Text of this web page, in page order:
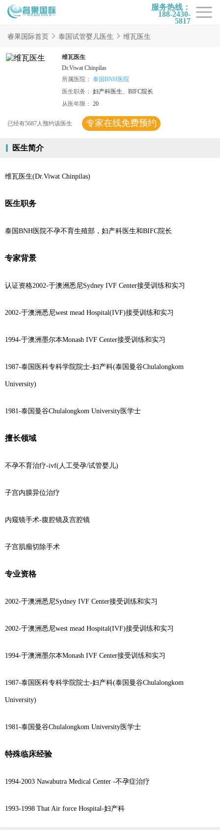
服务热线：
188-2430-
5817
首页
试管项目
睿果国际首页 泰国试管婴儿医生 维瓦医生
维瓦医生
Dr.Viwat Chinpilas
所属医院： 泰国BNH医院
医生职务： 妇产科医生、BIFC院长
从医年限： 20
专家在线免费预约
已经有5687人预约该医生
医生简介
维瓦医生(Dr.Viwat Chinpilas)
医生职务
泰国BNH医院不孕不育生殖部，妇产科医生和BIFC院长
专家背景
认证资格2002-于澳洲悉尼Sydney IVF Center接受训练和实习
2002-于澳洲悉尼west mead Hospital(IVF)接受训练和实习
1994-于澳洲墨尔本Monash IVF Center接受训练和实习
1987-泰国医科专科学院院士-妇产科(泰国曼谷Chulalongkom
University)
1981-泰国曼谷Chulalongkom University医学士
擅长领域
不孕不育治疗-ivf(人工受孕/试管婴儿)
子宫内膜异位治疗
内窥镜手术-腹腔镜及宫腔镜
子宫肌瘤切除手术
专业资格
2002-于澳洲悉尼Sydney IVF Center接受训练和实习
2002-于澳洲悉尼west mead Hospital(IVF)接受训练和实习
1994-于澳洲墨尔本Monash IVF Center接受训练和实习
1987-泰国医科专科学院院士-妇产科(泰国曼谷Chulalongkom
University)
1981-泰国曼谷Chulalongkom University医学士
特殊临床经验
1994-2003 Nawabutra Medical Center -不孕症治疗
1993-1998 That Air force Hospital-妇产科